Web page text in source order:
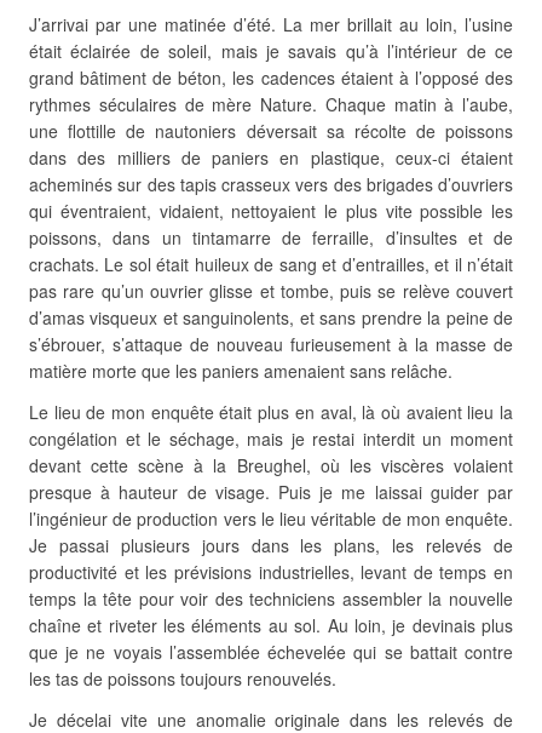
J’arrivai par une matinée d’été. La mer brillait au loin, l’usine
était éclairée de soleil, mais je savais qu’à l’intérieur de ce
grand bâtiment de béton, les cadences étaient à l’opposé des
rythmes séculaires de mère Nature. Chaque matin à l’aube,
une flottille de nautoniers déversait sa récolte de poissons
dans des milliers de paniers en plastique, ceux-ci étaient
acheminés sur des tapis crasseux vers des brigades d’ouvriers
qui éventraient, vidaient, nettoyaient le plus vite possible les
poissons, dans un tintamarre de ferraille, d’insultes et de
crachats. Le sol était huileux de sang et d’entrailles, et il n’était
pas rare qu’un ouvrier glisse et tombe, puis se relève couvert
d’amas visqueux et sanguinolents, et sans prendre la peine de
s’ébrouer, s’attaque de nouveau furieusement à la masse de
matière morte que les paniers amenaient sans relâche.
Le lieu de mon enquête était plus en aval, là où avaient lieu la
congélation et le séchage, mais je restai interdit un moment
devant cette scène à la Breughel, où les viscères volaient
presque à hauteur de visage. Puis je me laissai guider par
l’ingénieur de production vers le lieu véritable de mon enquête.
Je passai plusieurs jours dans les plans, les relevés de
productivité et les prévisions industrielles, levant de temps en
temps la tête pour voir des techniciens assembler la nouvelle
chaîne et riveter les éléments au sol. Au loin, je devinais plus
que je ne voyais l’assemblée échevelée qui se battait contre
les tas de poissons toujours renouvelés.
Je décelai vite une anomalie originale dans les relevés de